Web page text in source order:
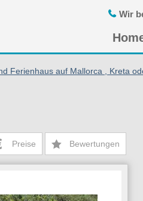
Wir
Ferienhaus auf Mallorca , Kreta
Preise Bewertungen